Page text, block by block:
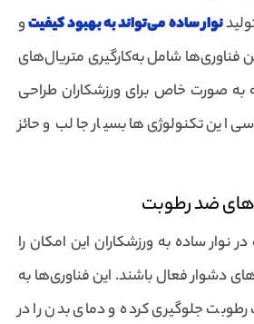
نوار ساده می‌تواند به بهبود کیفیتو
فناوری‌ها شامل به‌کارگیری متریال‌های
به صورت خاص برای ورزشکاران طراحی
این تکنولوژی‌ها بسیار جالب و حائز
ضد رطوبت
نوار ساده به ورزشکاران این امکان را
دشوار فعال باشند. این فناوری‌ها به
جلوگیری کرده و دمای بدن را در